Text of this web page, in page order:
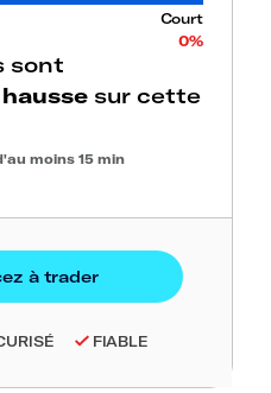
Court
0%
sont
sur cette
moins 15 min
FIABLE